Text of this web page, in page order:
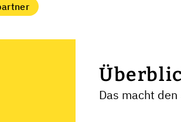
Das macht